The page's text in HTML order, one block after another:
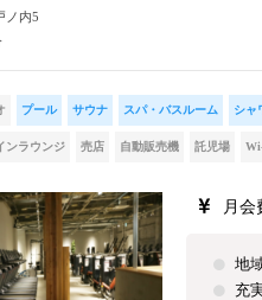
ノ内5
プール サウナ スパ・バスルーム シャ
ンラウンジ 売店 自動販売機 託児場
月
地
充